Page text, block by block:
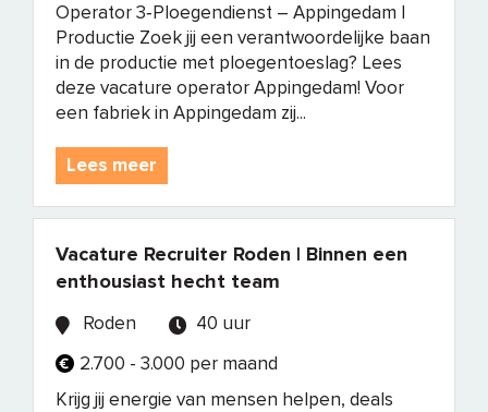
Operator 3‑Ploegendienst – Appingedam |
Productie Zoek jij een verantwoordelijke baan
in de productie met ploegentoeslag? Lees
deze vacature operator Appingedam! Voor
een fabriek in Appingedam zij...
Lees meer
Vacature Recruiter Roden | Binnen een
enthousiast hecht team
Roden
40 uur
2.700 - 3.000 per maand
Krijg jij energie van mensen helpen, deals